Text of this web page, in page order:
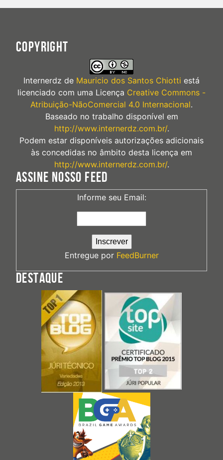
COPYRIGHT
Internerdz de Mauricio dos Santos Chiotti está
licenciado com uma Licença Creative Commons -
Atribuição-NãoComercial 4.0 Internacional.
Baseado no trabalho disponível em
http://www.internerdz.com.br/.
Podem estar disponíveis autorizações adicionais
às concedidas no âmbito desta licença em
http://www.internerdz.com.br/.
ASSINE NOSSO FEED
Informe seu Email:
Entregue por FeedBurner
DESTAQUE